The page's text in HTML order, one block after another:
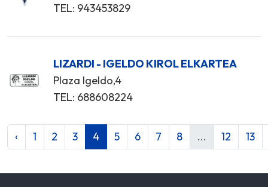
TEL: 943453829
LIZARDI - IGELDO KIROL ELKARTEA
Plaza Igeldo,4
TEL: 688608224
‹ 1 2 3 4 5 6 7 8 ... 12 13